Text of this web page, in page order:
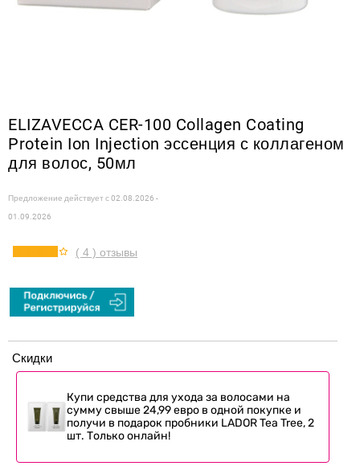
ELIZAVECCA CER-100 Collagen Coating
Protein Ion Injection эссенция с коллагеном
для волос, 50мл
Предложение действует с02.08.2026 -
01.09.2026
( 4 ) отзывы
Скидки
Купи средства для ухода за волосами на
сумму свыше 24,99 евро в одной покупке и
получи в подарок пробники LADOR Tea Tree, 2
шт. Только онлайн!